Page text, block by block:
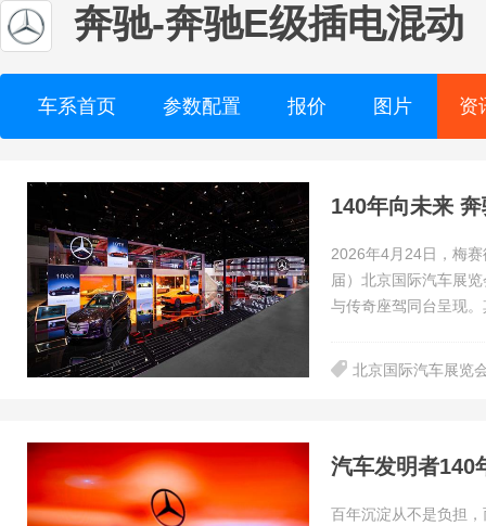
奔驰-奔驰E级插电混动
车系首页 参数配置 报价 图片 资
2026年4月24日，梅
届）北京国际汽车展
与传奇座驾同台呈现
北京国际汽车展览
汽车发明者140
百年沉淀从不是负担